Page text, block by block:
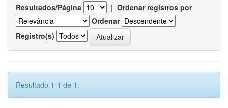
Resultados/Página | Ordenar registros por
Ordenar
Registro(s)
Resultado 1-1 de 1.